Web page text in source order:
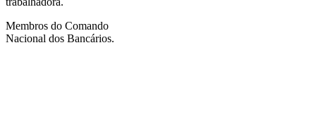
Membros do Comando
Nacional dos Bancários.